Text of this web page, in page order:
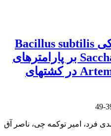
تأثیر مکملهای پروبیوتیکی Bacillus subtilis
وSaccharomyces cerevisiae بر پارامترهای
زیستیArtemia franciscana در کشتهای
فرد، امیر توکمه چی، ناصر آق